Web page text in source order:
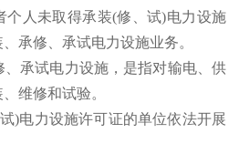
个人未取得承装(修、试)电力设施
承修、承试电力设施业务。
承试电力设施，是指对输电、供
维修和试验。
)电力设施许可证的单位依法开展